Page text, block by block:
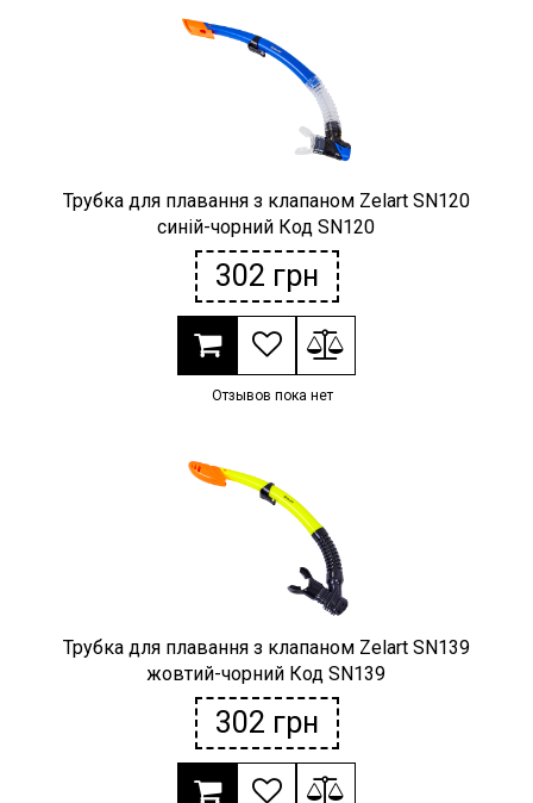
Детские товары
Трубка для плавання з клапаном Zelart SN120
синій-чорний Код SN120
302 грн
Отзывов пока нет
Трубка для плавання з клапаном Zelart SN139
жовтий-чорний Код SN139
302 грн